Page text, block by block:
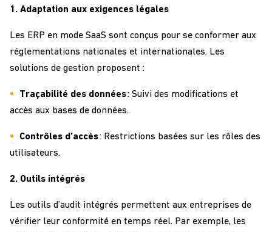
1. Adaptation aux exigences légales
Les ERP en mode SaaS sont conçus pour se conformer aux
réglementations nationales et internationales. Les
solutions de gestion proposent :
Traçabilité des données: Suivi des modifications et
accès aux bases de données.
Contrôles d’accès: Restrictions basées sur les rôles des
utilisateurs.
2. Outils intégrés
Les outils d’audit intégrés permettent aux entreprises de
vérifier leur conformité en temps réel. Par exemple, les